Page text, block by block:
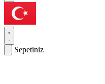
Sepetiniz